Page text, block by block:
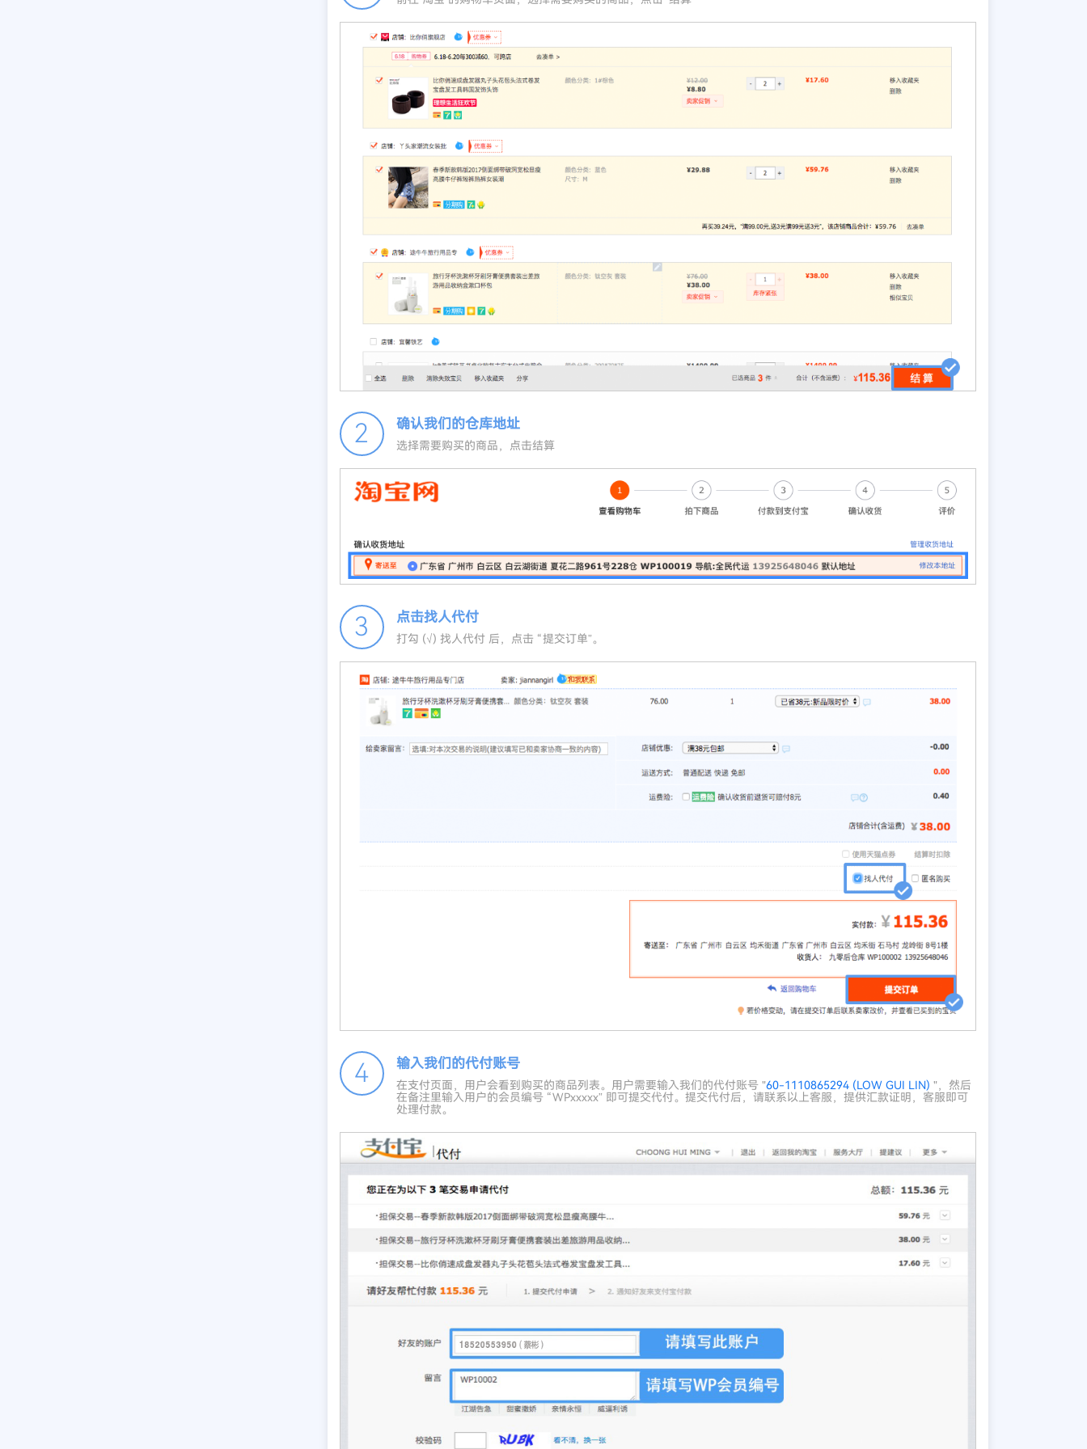
2 确认我们的仓库地址
选择需要购买的商品，点击结算
3 点击找人代付
打勾 (√) 找人代付 后，点击 “提交订单”。
4 输入我们的代付账号
在支付页面，用户会看到购买的商品列表。用户需要输入我们的代付账号 "60-1110865294 (LOW GUI LIN) "，然后
在备注里输入用户的会员编号 “WPxxxxx” 即可提交代付。提交代付后，请联系以上客服，提供汇款证明，客服即可
处理付款。